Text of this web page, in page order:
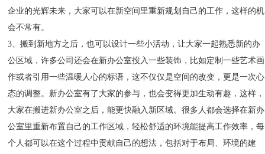
企业的光辉未来，大家可以在新空间里重新规划自己的工作，这样的机
会不常有。
3、搬到新地方之后，也可以设计一些小活动，让大家一起熟悉新的办
公区域，许多公司还会在新办公室投入一些装饰，比如定制一些艺术画
作或者引用一些温暖人心的标语，这不仅仅是空间的改变，更是一次心
态的调整。新办公室有了大家的参与，也会变得更加生动有趣，这样，
大家在搬进新办公室之后，能更快融入新区域。很多人都会选择在新办
公室里重新布置自己的工作区域，轻松舒适的环境能提高工作效率，每
个人都可以在这个过程中贡献自己的想法，包括对于布局、环境的建